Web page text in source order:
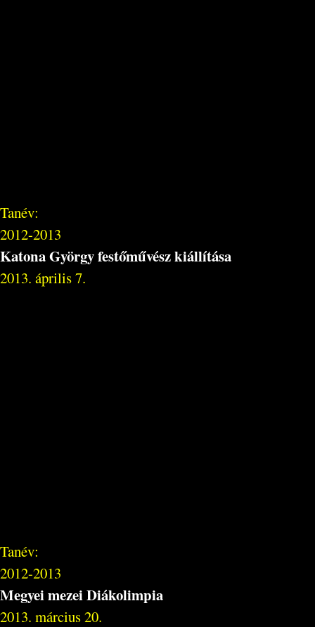
Tanév:
2012-2013
Katona György festőművész kiállítása
2013. április 7.
Tanév:
2012-2013
Megyei mezei Diákolimpia
2013. március 20.